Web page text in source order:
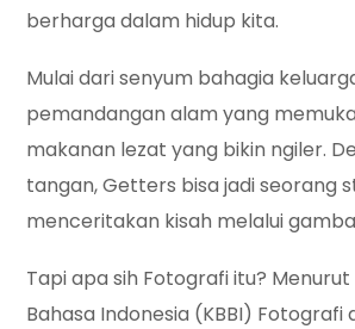
berharga dalam hidup kita.
Mulai dari senyum bahagia
pemandangan alam yang
makanan lezat yang bikin ngiler.
tangan, Getters bisa jadi seorang
menceritakan kisah melalui
Tapi apa sih Fotografi itu? Menurut
Bahasa Indonesia (KBBI) Fotografi